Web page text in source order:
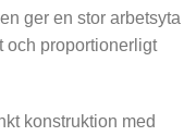
ger en stor arbetsyta
och proportionerligt
konstruktion med